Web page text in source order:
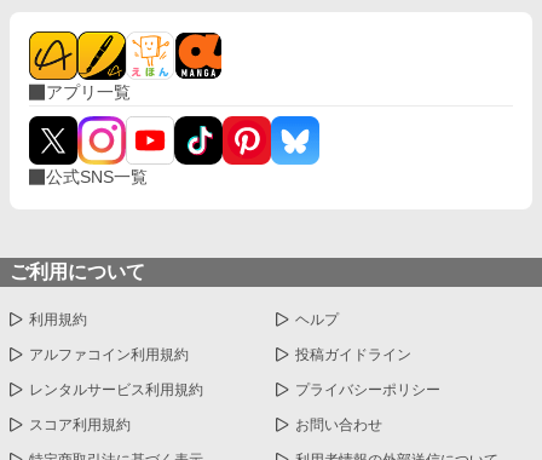
アプリ一覧
公式SNS一覧
ご利用について
利用規約 ヘルプ
アルファコイン利用規約 投稿ガイドライン
レンタルサービス利用規約 プライバシーポリシー
スコア利用規約 お問い合わせ